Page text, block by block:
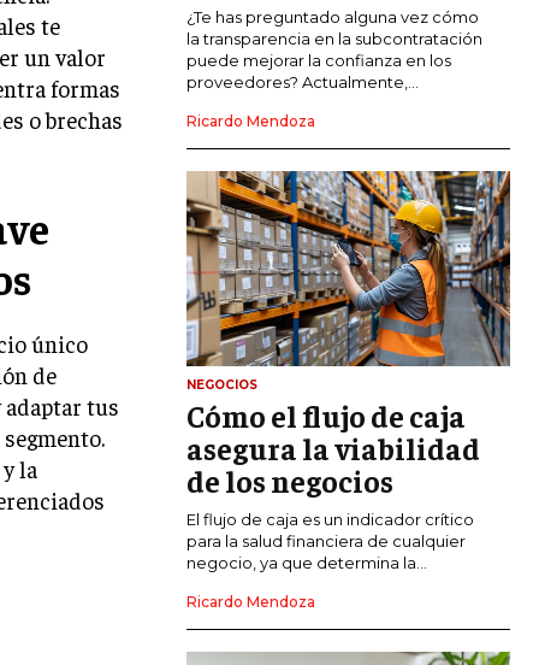
COMERCIO INTERNACIONAL
EXPANSIÓN GLOBAL
ALIANZAS ESTRATÉGICAS
TECNOLOGIA
SOSTENIBILIDAD Y MEDIO AMBIENTE
GESTIÓN DE LA INNOVACIÓN
TECNOLÓGICA
TRANSFORMACIÓN DIGITAL
ANALÍTICA EMPRESARIAL Y BUSINESS
INTELLIGENCE
CIBERSEGURIDAD EMPRESARIAL
ESTRATEGIA
EMPRESAS FAMILIARES Y SUCESIÓN
NEGOCIACIÓN Y RESOLUCIÓN DE
CONFLICTOS
te
un valor
formas
o brechas
único
de
tus
la
¿Te has preguntado alguna vez cómo
la transparencia en la subcontratación
puede mejorar la confianza en los
proveedores? Actualmente,...
Ricardo Mendoza
NEGOCIOS
Cómo el flujo de caja
asegura la viabilidad
de los negocios
El flujo de caja es un indicador crítico
para la salud financiera de cualquier
negocio, ya que determina la...
Ricardo Mendoza